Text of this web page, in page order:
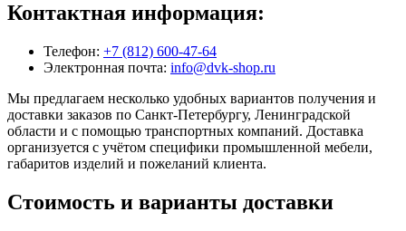
Контактная информация:
Телефон: +7 (812) 600-47-64
Электронная почта: info@dvk-shop.ru
Мы предлагаем несколько удобных вариантов получения и
доставки заказов по Санкт-Петербургу, Ленинградской
области и с помощью транспортных компаний. Доставка
организуется с учётом специфики промышленной мебели,
габаритов изделий и пожеланий клиента.
Стоимость и варианты доставки